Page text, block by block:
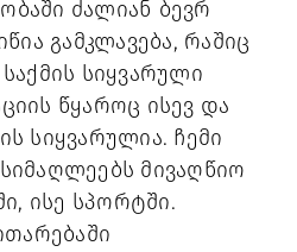
ძალიან ბევრ
გამკლავება, რაშიც
სიყვარული
წყაროც ისევ და
სიყვარულია. ჩემი
მივაღწიო
ისე სპორტში.